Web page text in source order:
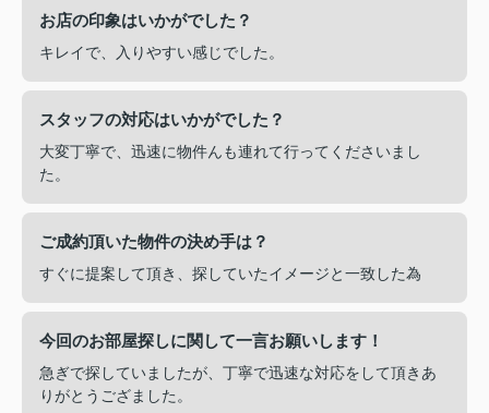
お店の印象はいかがでした？
キレイで、入りやすい感じでした。
スタッフの対応はいかがでした？
大変丁寧で、迅速に物件んも連れて行ってくださいまし
た。
ご成約頂いた物件の決め手は？
すぐに提案して頂き、探していたイメージと一致した為
今回のお部屋探しに関して一言お願いします！
急ぎで探していましたが、丁寧で迅速な対応をして頂きあ
りがとうござました。